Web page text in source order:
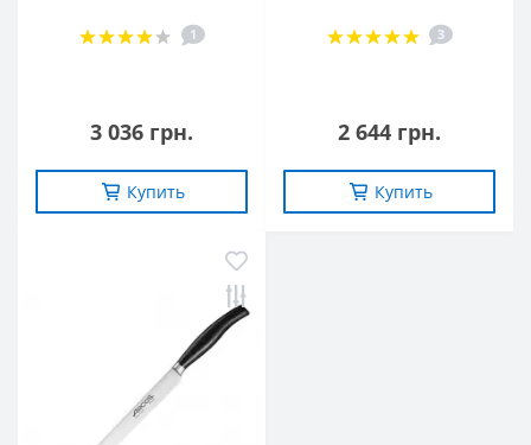
1
3 036 грн.
Купить
3
2 644 грн.
Купить